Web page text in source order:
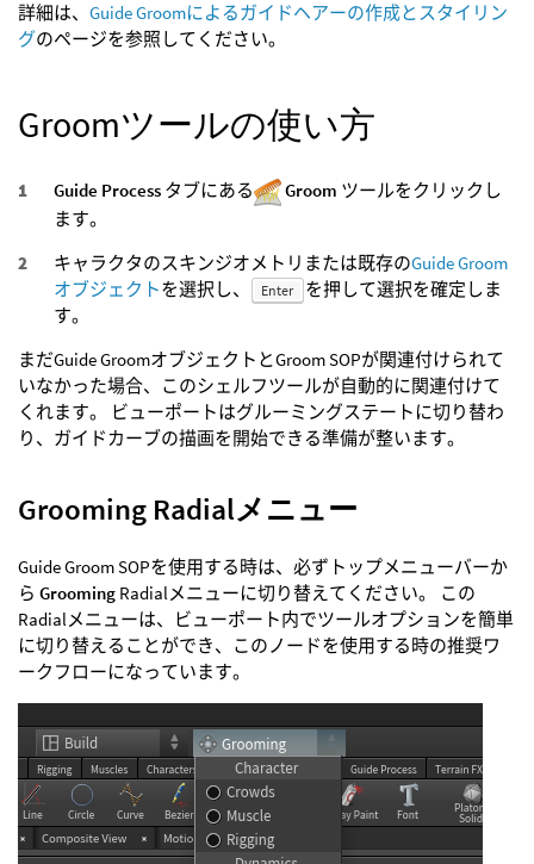
詳細は、 Guide Groomによるガイドヘアーの作成とスタイリン
グのページを参照してください。
Groomツールの使い方
Guide Process タブにある Groom ツールをクリックし
ます。
キャラクタのスキンジオメトリまたは既存のGuide Groom
オブジェクトを選択し、 Enter
を押して選択を確定しま
す。
まだGuide GroomオブジェクトとGroom SOPが関連付けられて
いなかった場合、このシェルフツールが自動的に関連付けて
くれます。 ビューポートはグルーミングステートに切り替わ
り、ガイドカーブの描画を開始できる準備が整います。
Grooming Radialメニュー
Guide Groom SOPを使用する時は、必ずトップメニューバーか
ら Grooming Radialメニューに切り替えてください。 この
Radialメニューは、ビューポート内でツールオプションを簡単
に切り替えることができ、このノードを使用する時の推奨ワ
ークフローになっています。